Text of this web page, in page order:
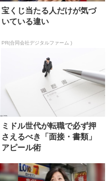
宝くじ当たる人だけが気づ
いている違い
PR(合同会社デジタルファーム )
ミドル世代が転職で必ず押
さえるべき「面接・書類」
アピール術